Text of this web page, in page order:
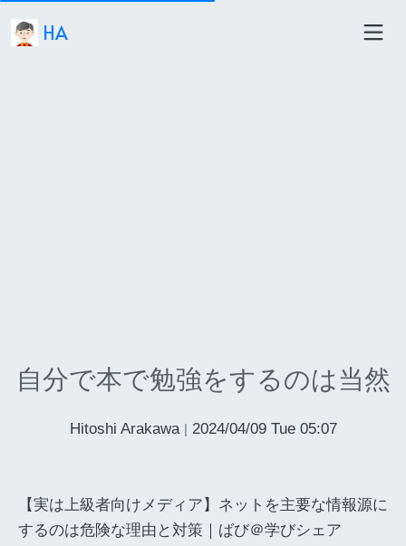
HA
自分で本で勉強をするのは当然
Hitoshi Arakawa 2024/04/09 Tue 05:07
【実は上級者向けメディア】ネットを主要な情報源に
するのは危険な理由と対策｜ばび＠学びシェア